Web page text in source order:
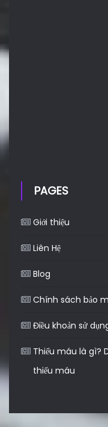
PAGES
Giới thiệu
Liên Hệ
Blog
Chính sách bảo
Điều khoản sử
Thiếu máu là gì?
thiếu máu